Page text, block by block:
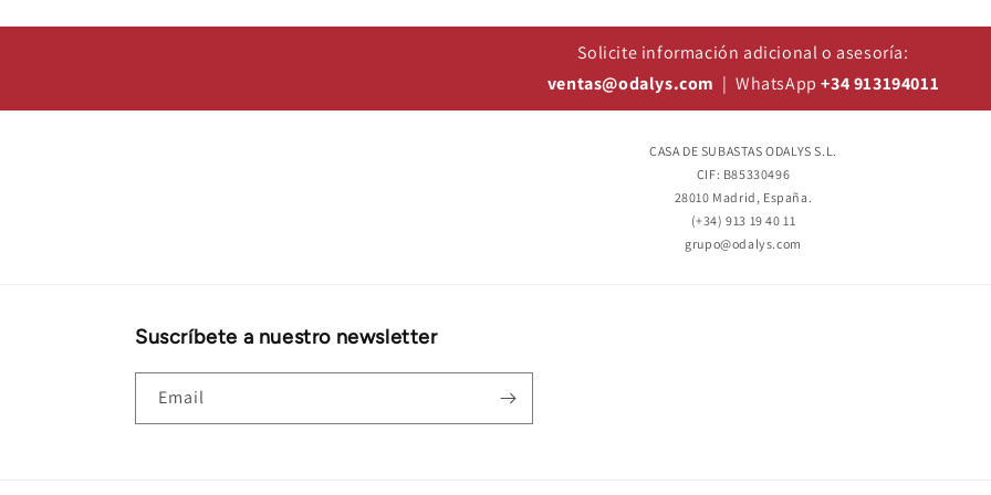
Solicite información adicional o asesoría:
ventas@odalys.com | WhatsApp+34 913194011
CASA DE SUBASTAS ODALYS S.L.
CIF: B85330496
28010 Madrid, España.
(+34) 913 19 40 11
grupo@odalys.com
Suscríbete a nuestro newsletter
Email